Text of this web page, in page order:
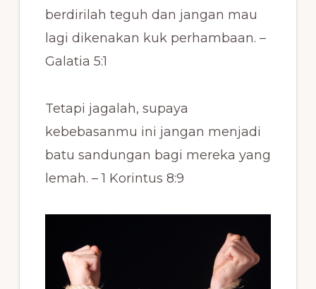
berdirilah teguh dan jangan mau
lagi dikenakan kuk perhambaan. –
Galatia 5:1
Tetapi jagalah, supaya
kebebasanmu ini jangan menjadi
batu sandungan bagi mereka yang
lemah. – 1 Korintus 8:9